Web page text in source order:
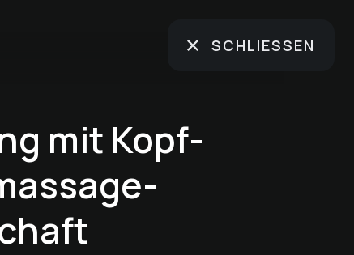
SCHLIESSEN
mit Kopf-